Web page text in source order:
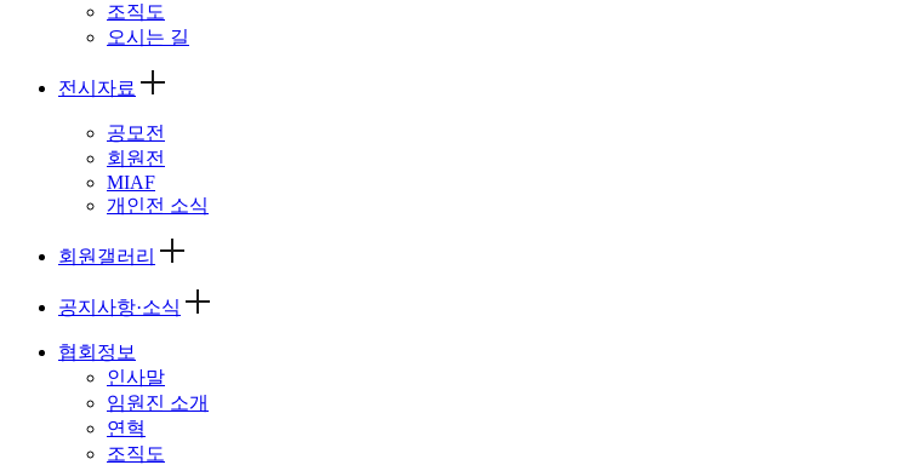
조직도
오시는 길
전시자료
공모전
회원전
MIAF
개인전 소식
회원갤러리
공지사항·소식
협회정보
인사말
임원진 소개
연혁
조직도